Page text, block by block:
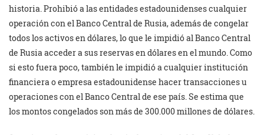
historia. Prohibió a las entidades estadounidenses cualquier
operación con el Banco Central de Rusia, además de congelar
todos los activos en dólares, lo que le impidió al Banco Central
de Rusia acceder a sus reservas en dólares en el mundo. Como
si esto fuera poco, también le impidió a cualquier institución
financiera o empresa estadounidense hacer transacciones u
operaciones con el Banco Central de ese país. Se estima que
los montos congelados son más de 300.000 millones de dólares.